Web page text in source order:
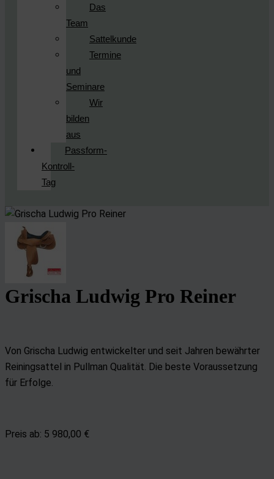
Das
Team
Sattelkunde
Termine
und
Seminare
Wir
bilden
aus
Passform-
Kontroll-
Tag
Grischa Ludwig Pro Reiner
Von Grischa Ludwig entwickelter und seit Jahren bewährter
Reiningsattel in Pullman Qualität. Die beste Voraussetzung
für Erfolge.
Preis ab: 5 980,00 €